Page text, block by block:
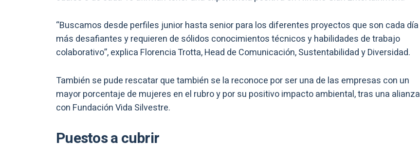
“Buscamos desde perfiles junior hasta senior para los diferentes proyectos que son cada día
más desafiantes y requieren de sólidos conocimientos técnicos y habilidades de trabajo
colaborativo”, explica Florencia Trotta, Head de Comunicación, Sustentabilidad y Diversidad.
También se pude rescatar que también se la reconoce por ser una de las empresas con un
mayor porcentaje de mujeres en el rubro y por su positivo impacto ambiental, tras una alianza
con Fundación Vida Silvestre.
Puestos a cubrir